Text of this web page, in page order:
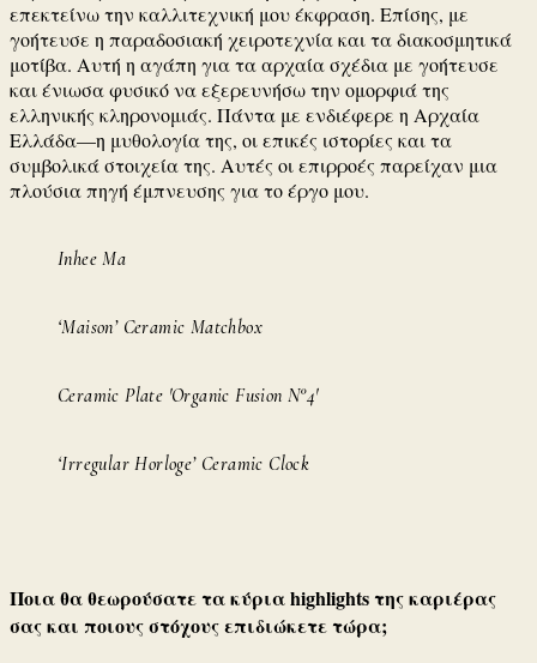
επεκτείνω την καλλιτεχνική μου έκφραση. Επίσης, με
γοήτευσε η παραδοσιακή χειροτεχνία και τα διακοσμητικά
μοτίβα. Αυτή η αγάπη για τα αρχαία σχέδια με γοήτευσε
και ένιωσα φυσικό να εξερευνήσω την ομορφιά της
ελληνικής κληρονομιάς. Πάντα με ενδιέφερε η Αρχαία
Ελλάδα—η μυθολογία της, οι επικές ιστορίες και τα
συμβολικά στοιχεία της. Αυτές οι επιρροές παρείχαν μια
πλούσια πηγή έμπνευσης για το έργο μου.
Inhee Ma
‘Maison’ Ceramic Matchbox
Ceramic Plate 'Organic Fusion N°4'
‘Irregular Horloge’ Ceramic Clock
Ποια θα θεωρούσατε τα κύρια highlights της καριέρας
σας και ποιους στόχους επιδιώκετε τώρα;